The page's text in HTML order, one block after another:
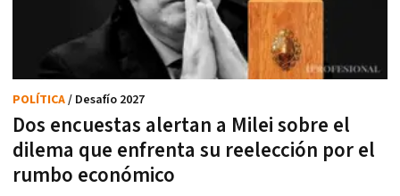
Dos encuestas alertan a Milei sobre el
dilema que enfrenta su reelección por el
rumbo económico
POLÍTICA/ Desafío 2027